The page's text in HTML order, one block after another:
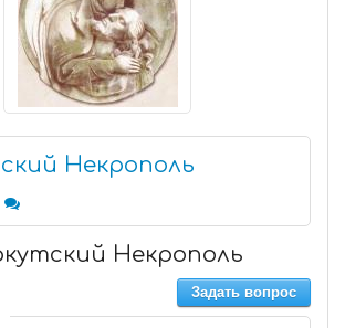
Некрополь
Некрополь
Задать вопрос